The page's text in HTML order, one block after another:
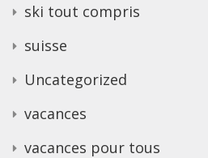
ski tout compris
suisse
Uncategorized
vacances
vacances pour tous